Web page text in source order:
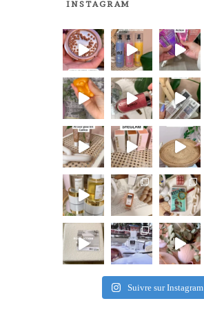
INSTAGRAM
Suivre sur Instagram